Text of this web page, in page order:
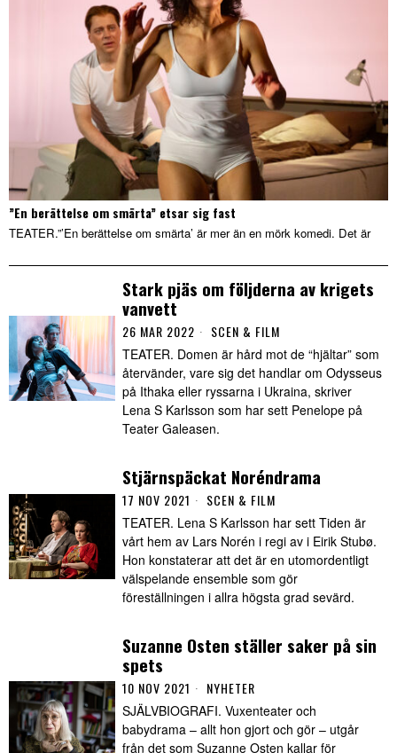
”En berättelse om smärta” etsar sig fast
TEATER.”’En berättelse om smärta’ är mer än en mörk komedi. Det är
Stark pjäs om följderna av krigets
vanvett
26 MAR 2022 SCEN & FILM
TEATER. Domen är hård mot de “hjältar” som
återvänder, vare sig det handlar om Odysseus
på Ithaka eller ryssarna i Ukraina, skriver
Lena S Karlsson som har sett Penelope på
Teater Galeasen.
Stjärnspäckat Noréndrama
17 NOV 2021 SCEN & FILM
TEATER. Lena S Karlsson har sett Tiden är
vårt hem av Lars Norén i regi av i Eirik Stubø.
Hon konstaterar att det är en utomordentligt
välspelande ensemble som gör
föreställningen i allra högsta grad sevärd.
Suzanne Osten ställer saker på sin
spets
10 NOV 2021 NYHETER
SJÄLVBIOGRAFI. Vuxenteater och
babydrama – allt hon gjort och gör – utgår
från det som Suzanne Osten kallar för